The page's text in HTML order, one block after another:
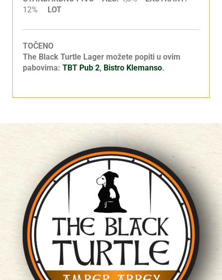
12% LOT
TOČENO
The Black Turtle Lager možete popiti u ovim
pabovima: TBT Pub 2, Bistro Klemanso.